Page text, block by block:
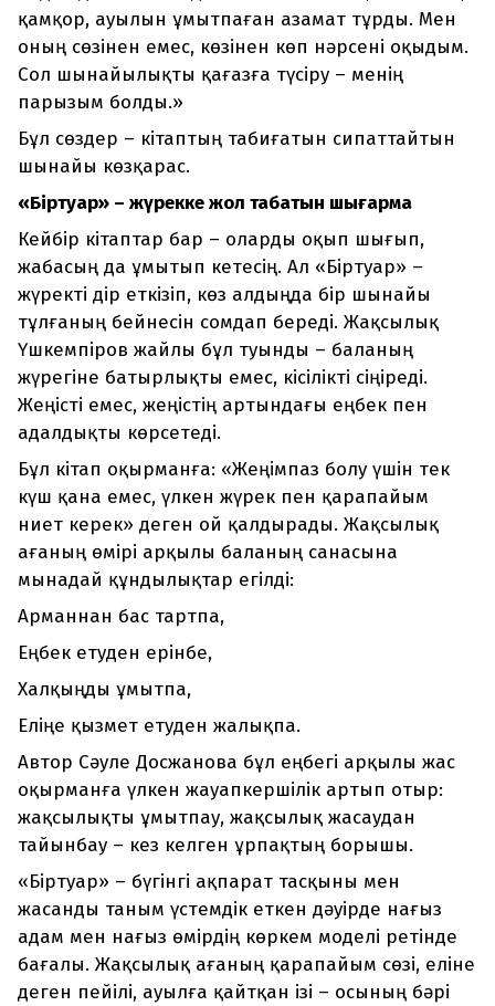
қамқор, ауылын ұмытпаған азамат тұрды. Мен
оның сөзінен емес, көзінен көп нәрсені оқыдым.
Сол шынайылықты қағазға түсіру – менің
парызым болды.»
Бұл сөздер – кітаптың табиғатын сипаттайтын
шынайы көзқарас.
«Біртуар» – жүрекке жол табатын шығарма
Кейбір кітаптар бар – оларды оқып шығып,
жабасың да ұмытып кетесің. Ал «Біртуар» –
жүректі дір еткізіп, көз алдыңда бір шынайы
тұлғаның бейнесін сомдап береді. Жақсылық
Үшкемпіров жайлы бұл туынды – баланың
жүрегіне батырлықты емес, кісілікті сіңіреді.
Жеңісті емес, жеңістің артындағы еңбек пен
адалдықты көрсетеді.
Бұл кітап оқырманға: «Жеңімпаз болу үшін тек
күш қана емес, үлкен жүрек пен қарапайым
ниет керек» деген ой қалдырады. Жақсылық
ағаның өмірі арқылы баланың санасына
мынадай құндылықтар егілді:
Арманнан бас тартпа,
Еңбек етуден ерінбе,
Халқыңды ұмытпа,
Еліңе қызмет етуден жалықпа.
Автор Сәуле Досжанова бұл еңбегі арқылы жас
оқырманға үлкен жауапкершілік артып отыр:
жақсылықты ұмытпау, жақсылық жасаудан
тайынбау – кез келген ұрпақтың борышы.
«Біртуар» – бүгінгі ақпарат тасқыны мен
жасанды таным үстемдік еткен дәуірде нағыз
адам мен нағыз өмірдің көркем моделі ретінде
бағалы. Жақсылық ағаның қарапайым сөзі, еліне
деген пейілі, ауылға қайтқан ізі – осының бәрі